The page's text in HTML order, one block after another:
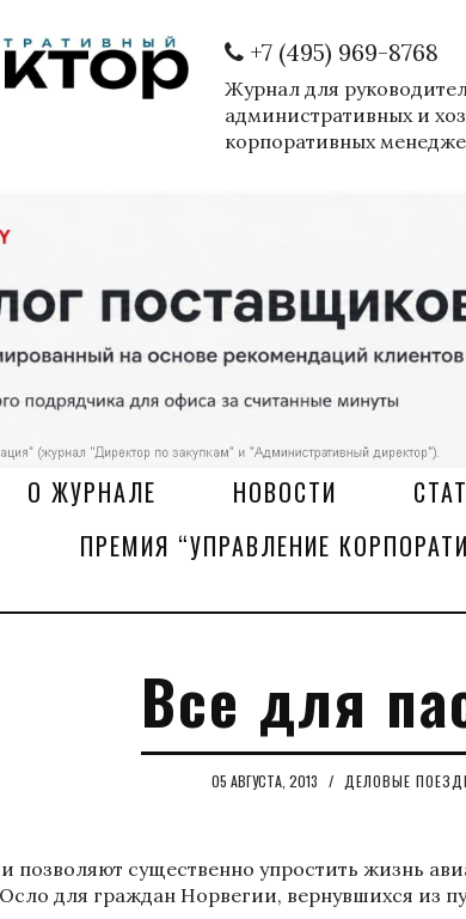
+7 (495) 969-8768
Журнал для
административных и
корпоративных
О ЖУРНАЛЕ НОВОСТИ
ПРЕМИЯ “УПРАВЛЕНИЕ
Все для
05 АВГУСТА, 2013 / ДЕЛОВЫЕ
позволяют существенно упростить жизнь
для граждан Норвегии, вернувшихся из